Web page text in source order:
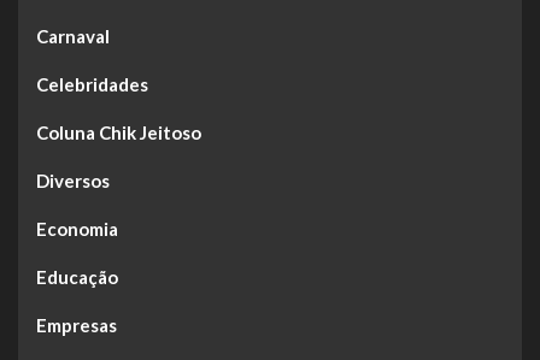
Carnaval
Celebridades
Coluna Chik Jeitoso
Diversos
Economia
Educação
Empresas